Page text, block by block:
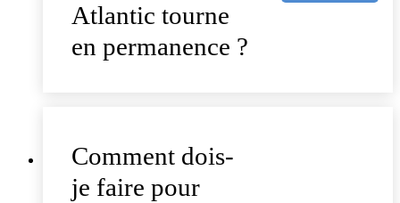
Atlantic tourne
en permanence ?
Comment dois-
je faire pour